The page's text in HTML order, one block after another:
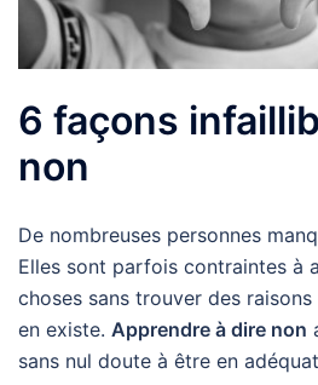
6 façons
non
De nombreuses personnes
Elles sont parfois contraintes à
choses sans trouver des raisons
en existe. Apprendre à dire non
sans nul doute à être en